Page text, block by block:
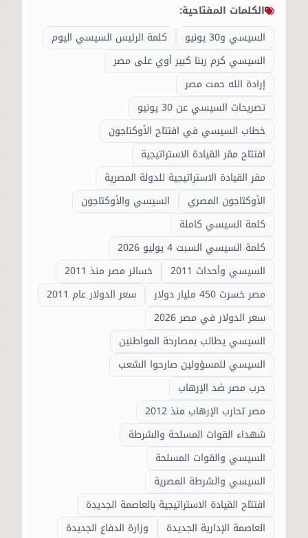
الكلمات المفتاحية:
السيسي و30 يونيو
كلمة الرئيس السيسي اليوم
السيسي كرم ربنا كبير أوي على مصر
إرادة الله حمت مصر
تصريحات السيسي عن 30 يونيو
خطاب السيسي في افتتاح الأوكتاجون
افتتاح مقر القيادة الاستراتيجية
مقر القيادة الاستراتيجية للدولة المصرية
الأوكتاجون المصري
السيسي والأوكتاجون
كلمة السيسي كاملة
كلمة السيسي السبت 4 يوليو 2026
السيسي وأحداث 2011
خسائر مصر منذ 2011
مصر خسرت 450 مليار دولار
سعر الدولار عام 2011
سعر الدولار في مصر 2026
السيسي يطالب بمصارحة المواطنين
السيسي للمسؤولين صارحوا الشعب
حرب مصر ضد الإرهاب
مصر تحارب الإرهاب منذ 2012
شهداء القوات المسلحة والشرطة
السيسي والقوات المسلحة
السيسي والشرطة المصرية
افتتاح القيادة الاستراتيجية بالعاصمة الجديدة
العاصمة الإدارية الجديدة
وزارة الدفاع الجديدة